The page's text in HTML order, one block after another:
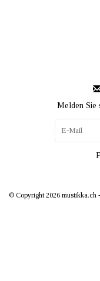
Melden Sie
© Copyright 2026 mustikka.ch